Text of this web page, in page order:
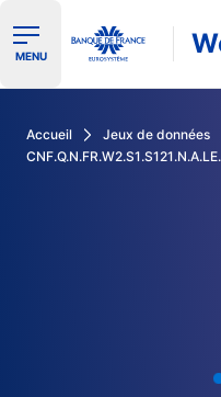
Ouvrir le menu de
MENU
Accueil Jeux de données